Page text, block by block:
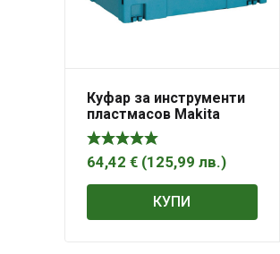
Куфар за инструменти
пластмасов Makita
821552-6
64,42 € (125,99 лв.)
КУПИ